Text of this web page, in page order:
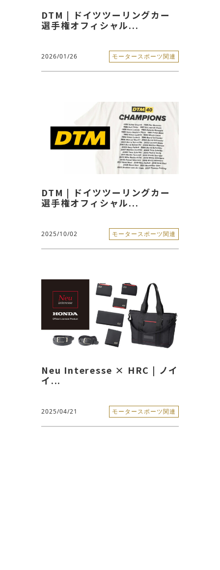
DTM | ドイツツーリングカー
選手権オフィシャル...
2026/01/26 モータースポーツ関連
DTM | ドイツツーリングカー
選手権オフィシャル...
2025/10/02 モータースポーツ関連
Neu Interesse × HRC | ノイ
イ...
2025/04/21 モータースポーツ関連